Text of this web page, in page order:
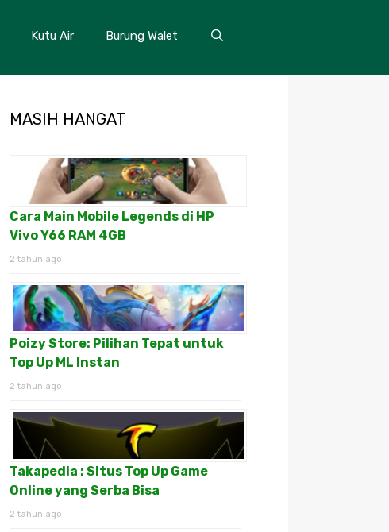
Kutu Air Burung Walet
MASIH HANGAT
Cara Main Mobile Legends di HP
Vivo Y66 RAM 4GB
2 tahun ago
Poizy Store: Pilihan Tepat untuk
Top Up ML Instan
2 tahun ago
Takapedia : Situs Top Up Game
Online yang Serba Bisa
2 tahun ago